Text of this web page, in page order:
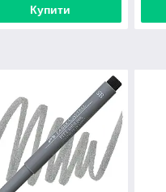
Купити